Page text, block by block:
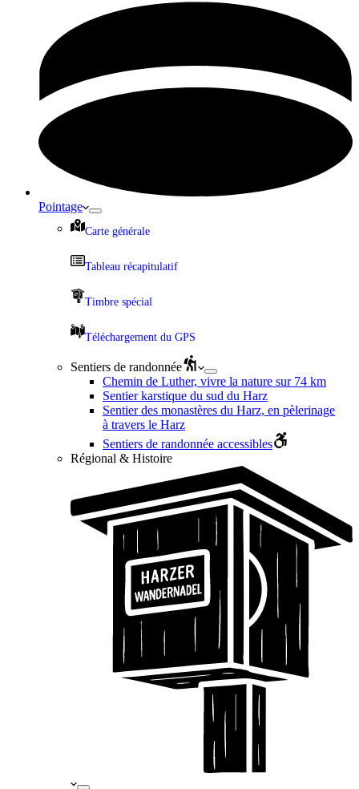
Pointage
Carte générale
Tableau récapitulatif
Timbre spécial
Téléchargement du GPS
Sentiers de randonnée
Chemin de Luther, vivre la nature sur 74 km
Sentier karstique du sud du Harz
Sentier des monastères du Harz, en pèlerinage
à travers le Harz
Sentiers de randonnée accessibles
Régional & Histoire